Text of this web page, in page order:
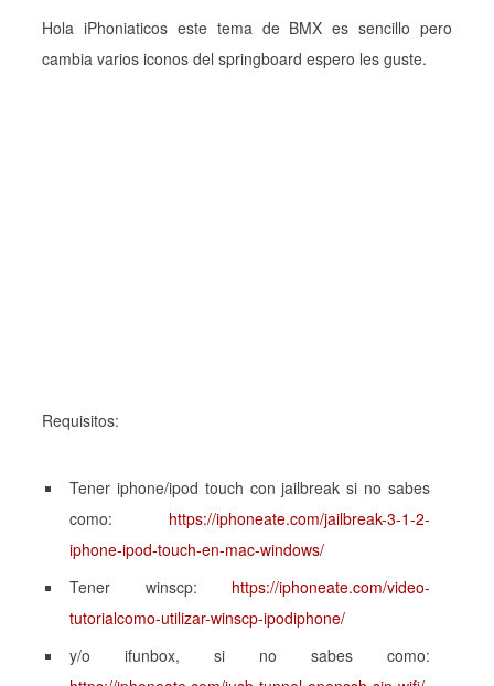
Hola iPhoniaticos este tema de BMX es sencillo pero
cambia varios iconos del springboard espero les guste.
Requisitos:
Tener iphone/ipod touch con jailbreak si no sabes
como: https://iphoneate.com/jailbreak-3-1-2-
iphone-ipod-touch-en-mac-windows/
Tener winscp: https://iphoneate.com/video-
tutorialcomo-utilizar-winscp-ipodiphone/
y/o ifunbox, si no sabes como: